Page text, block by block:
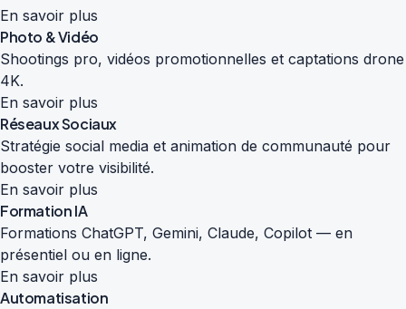
En savoir plus
Photo & Vidéo
Shootings pro, vidéos promotionnelles et captations drone
4K.
En savoir plus
Réseaux Sociaux
Stratégie social media et animation de communauté pour
booster votre visibilité.
En savoir plus
Formation IA
Formations ChatGPT, Gemini, Claude, Copilot — en
présentiel ou en ligne.
En savoir plus
Automatisation